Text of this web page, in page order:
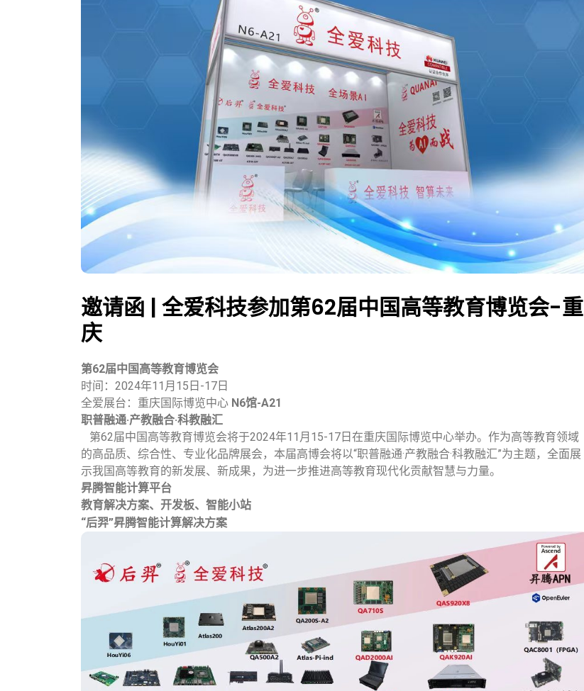
邀请函 | 全爱科技参加第62届中国高等教育博览会-重
庆
第62届中国高等教育博览会
时间：2024年11月15日-17日
全爱展台：重庆国际博览中心 N6馆-A21
职普融通·产教融合·科教融汇
第62届中国高等教育博览会将于2024年11月15-17日在重庆国际博览中心举办。作为高等教育领域
的高品质、综合性、专业化品牌展会，本届高博会将以“职普融通·产教融合·科教融汇”为主题，全面展
示我国高等教育的新发展、新成果，为进一步推进高等教育现代化贡献智慧与力量。
昇腾智能计算平台
教育解决方案、 开发板、智能小站
“后羿”昇腾智能计算解决方案